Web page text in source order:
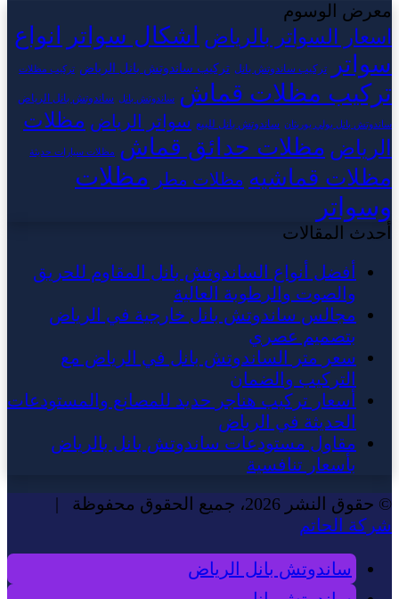
معرض الوسوم
اسعار السواتر بالرياض اشكال سواتر
انواع
سواتر
تركيب ساندوتش بانل تركيب ساندوتش بانل الرياض تركيب مظلات
تركيب مظلات قماش ساندوتش بانل ساندوتش بانل الرياض
ساندوتش بانل بولي يوريثان ساندوتش بانل للبيع سواتر الرياض مظلات
الرياض مظلات حدائق قماش مظلات سيارات حديثة
مظلات قماشيه مظلات مطر مظلات
وسواتر
أحدث المقالات
أفضل أنواع الساندوتش بانل المقاوم للحريق
والصوت والرطوبة العالية
مجالس ساندوتش بانل خارجية في الرياض
بتصميم عصري
سعر متر الساندوتش بانل في الرياض مع
التركيب والضمان
أسعار تركيب هناجر حديد للمصانع والمستودعات
الحديثة في الرياض
مقاول مستودعات ساندوتش بانل بالرياض
بأسعار تنافسية
© حقوق النشر 2026، جميع الحقوق محفوظة |
شركة الحاتم
ساندوتش بانل الرياض